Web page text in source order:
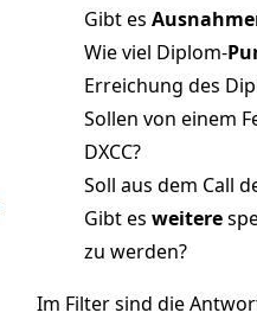
Gibt es
Wie viel Diplom-
Erreichung des
Sollen von einem
DXCC?
Soll aus dem Call
Gibt es weitere
zu werden?
Im Filter sind die